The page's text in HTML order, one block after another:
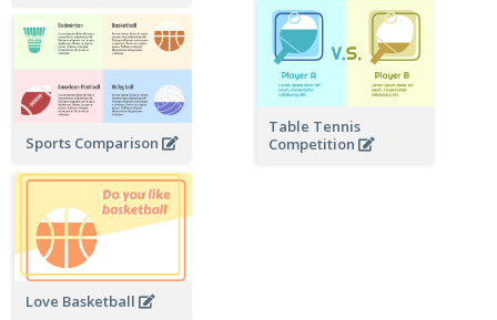
Table Tennis
Competition
Sports Comparison
Love Basketball